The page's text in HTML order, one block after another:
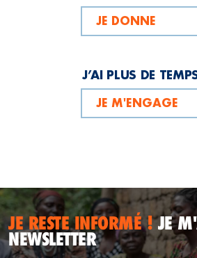
JE DONNE
J’AI PLUS DE
JE M'ENGAGE
JE RESTE INFORMÉ !JE
NEWSLETTER